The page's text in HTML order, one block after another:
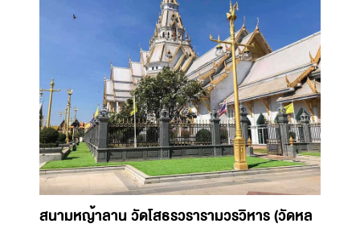
สนามหญ้าลาน วัดโสธรวรารามวรวิหาร (วัดหล